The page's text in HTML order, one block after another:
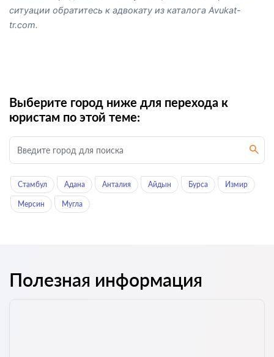
ситуации обратитесь к адвокату из каталога Avukat-
tr.com.
Выберите город ниже для перехода к
юристам по этой теме:
Стамбул Адана Анталия Айдын Бурса Измир
Мерсин Мугла
Полезная информация